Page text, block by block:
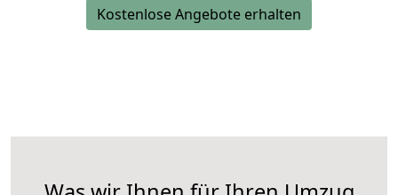
Kostenlose Angebote erhalten